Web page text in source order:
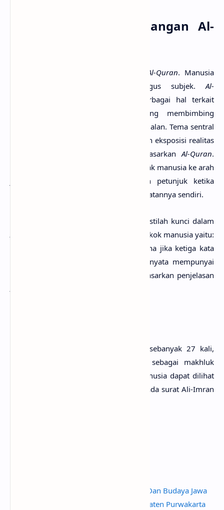
Manusia Dalam Pandangan Al-
Al-Quran. Manusia
adalah tujuan dan objek, sekaligus subjek.Al-
membincangkannya dalam berbagai hal terkait
dengan aspek-aspek kehidupan yang membimbing
manusia ke arah kesuksesan atau kegagalan. Tema sentral
adalah eksposisi realitas
dan ajakan ke arah kebenaran berdasarkanAl-Quran.
Tujuan dan relevansinya adalah mengajak manusia ke arah
jalan yang benar dan menghadirkan petunjuk ketika
manusia lalai atau disesatkan oleh kejahatannya sendiri.
Menurut Ali As-Sahbuny terdapat tiga istilah kunci dalam
yang mengacu pada makna pokok manusia yaitu:
. Di mana jika ketiga kata
tersebut dianalisis lebih mendalam ternyata mempunyai
hakikat dan makna yang berbeda berdasarkan penjelasan
disebut sebanyak 27 kali,
memberikan referensi pada manusia sebagai makhluk
biologis. Sebagai makhluk biologis, manusia dapat dilihat
dari perkataan Maryam kepada Allah pada surat Ali-Imran
Tradisi Kupatan : Akulturasi Islam Dan Budaya Jawa
Sate Maranggi Kuliner Khas Kabupaten Purwakarta